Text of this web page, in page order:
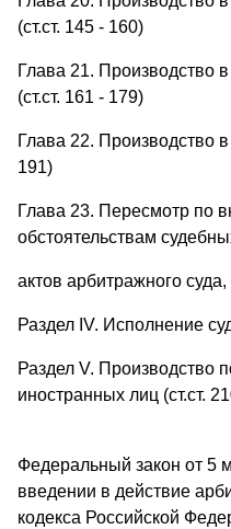
(ст.ст. 145 - 160)
Глава 21. Производство
(ст.ст. 161 - 179)
Глава 22. Производство
191)
Глава 23. Пересмотр по
обстоятельствам
актов арбитражного
Раздел IV. Исполнение
Раздел V. Производство
иностранных лиц (ст.ст.
Федеральный закон от 5
введении в действие
кодекса Российской